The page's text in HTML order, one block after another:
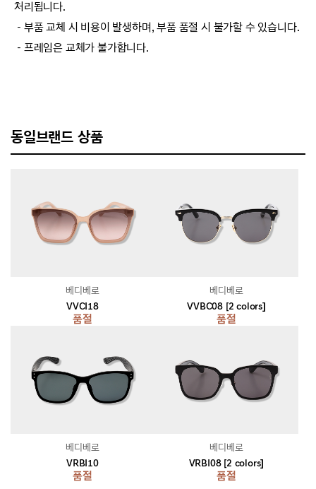
처리됩니다.
－부품 교체 시 비용이 발생하며, 부품 품절 시 불가할 수 있습니다.
－프레임은 교체가 불가합니다.
동일브랜드 상품
VVCI18
품절
베디베로
VVBC08 [2 colors]
품절
베디베로
VRBI10
품절
베디베로
VRBI08 [2 colors]
품절
베디베로